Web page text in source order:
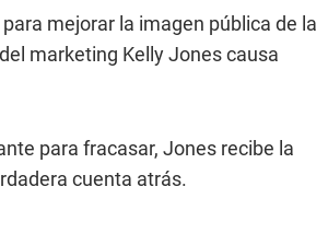
mejorar la imagen pública de la
marketing Kelly Jones causa
para fracasar, Jones recibe la
cuenta atrás.